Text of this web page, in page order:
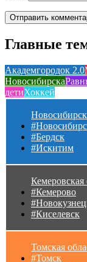
Главные
Академгородок 2.0
Новосибирска
детиХоккей
#Бердск
#Искитим
Кемеровская
#Кемерово
#Киселевск
Томская
#Томск